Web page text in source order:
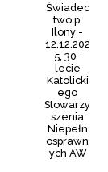
Świadec
two p.
Ilony -
12.12.202
5, 30-
lecie
Katolicki
ego
Stowarzy
szenia
Niepełn
osprawn
ych AW